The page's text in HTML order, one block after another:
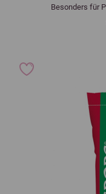
Besonders für